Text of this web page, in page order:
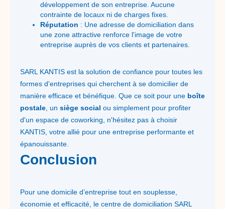
développement de son entreprise. Aucune
contrainte de locaux ni de charges fixes.
Réputation : Une adresse de domiciliation dans
une zone attractive renforce l'image de votre
entreprise auprès de vos clients et partenaires.
SARL KANTIS est la solution de confiance pour toutes les
formes d'entreprises qui cherchent à se domicilier de
manière efficace et bénéfique. Que ce soit pour une boîte
postale , un siège social ou simplement pour profiter
d'un espace de coworking, n'hésitez pas à choisir
KANTIS, votre allié pour une entreprise performante et
épanouissante.
Conclusion
Pour une domicile d’entreprise tout en souplesse,
économie et efficacité, le centre de domiciliation SARL